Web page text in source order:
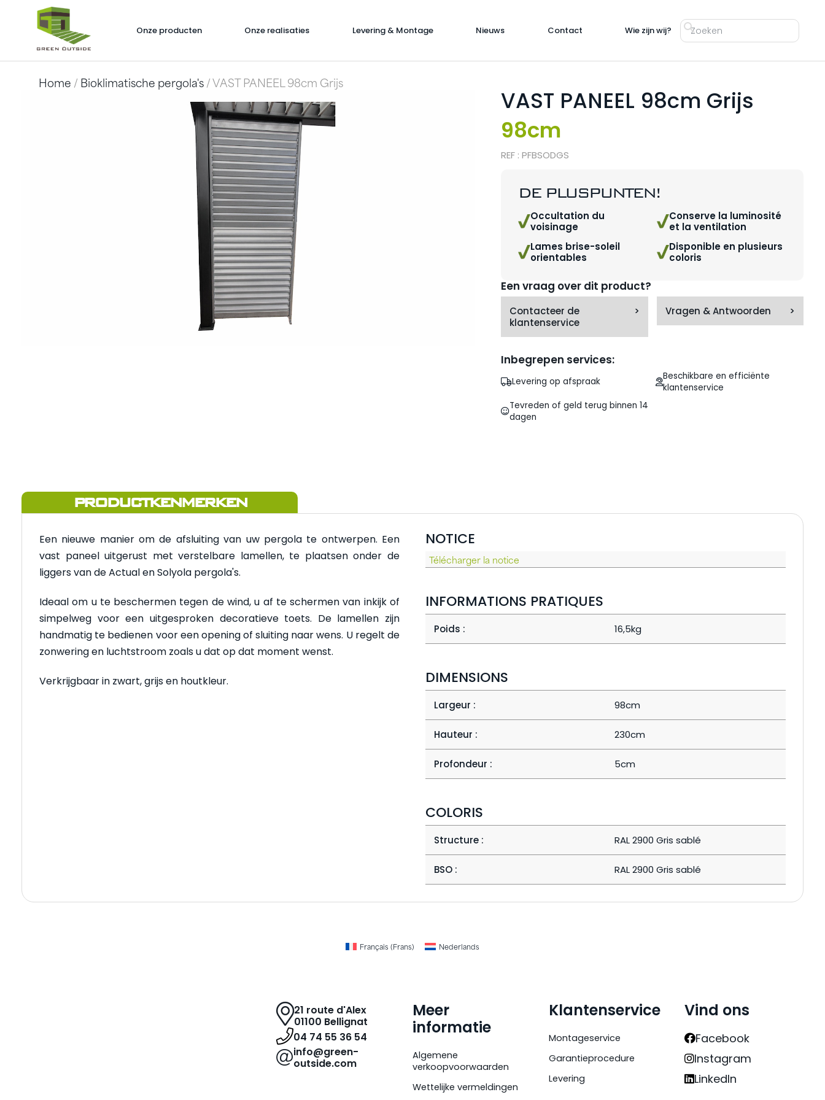
Onze producten Onze realisaties Levering & Montage Nieuws Contact Wie zijn wij?
Home / Bioklimatische pergola's / VAST PANEEL 98cm Grijs
VAST PANEEL 98cm Grijs
98cm
REF : PFBSODGS
DE PLUSPUNTEN!
Occultation du
voisinage
Conserve la luminosité
et la ventilation
Lames brise-soleil
orientables
Disponible en plusieurs
coloris
Een vraag over dit product?
Contacteer de
klantenservice
> Vragen & Antwoorden >
Inbegrepen services:
Levering op afspraak
Beschikbare en efficiënte
klantenservice
Tevreden of geld terug binnen 14
dagen
PRODUCTKENMERKEN
Een nieuwe manier om de afsluiting van uw pergola te ontwerpen. Een
vast paneel uitgerust met verstelbare lamellen, te plaatsen onder de
liggers van de Actual en Solyola pergola's.
Ideaal om u te beschermen tegen de wind, u af te schermen van inkijk of
simpelweg voor een uitgesproken decoratieve toets. De lamellen zijn
handmatig te bedienen voor een opening of sluiting naar wens. U regelt de
zonwering en luchtstroom zoals u dat op dat moment wenst.
Verkrijgbaar in zwart, grijs en houtkleur.
NOTICE
Télécharger la notice
INFORMATIONS PRATIQUES
Poids : 16,5kg
DIMENSIONS
Largeur : 98cm
Hauteur : 230cm
Profondeur : 5cm
COLORIS
Structure : RAL 2900 Gris sablé
BSO : RAL 2900 Gris sablé
Français ( Frans) Nederlands
21 route d'Alex
01100 Bellignat
04 74 55 36 54
info@green-
outside.com
Meer
informatie
Algemene
verkoopvoorwaarden
Wettelijke vermeldingen
Klantenservice
Montageservice
Garantieprocedure
Levering
Vind ons
Facebook
Instagram
LinkedIn